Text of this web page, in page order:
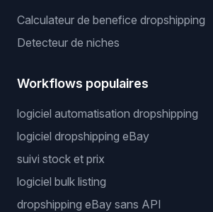
Calculateur de benefice dropshipping
Detecteur de niches
Workflows populaires
logiciel automatisation dropshipping
logiciel dropshipping eBay
suivi stock et prix
logiciel bulk listing
dropshipping eBay sans API